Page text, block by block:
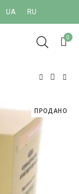
UA RU
0
ПРОДАНО